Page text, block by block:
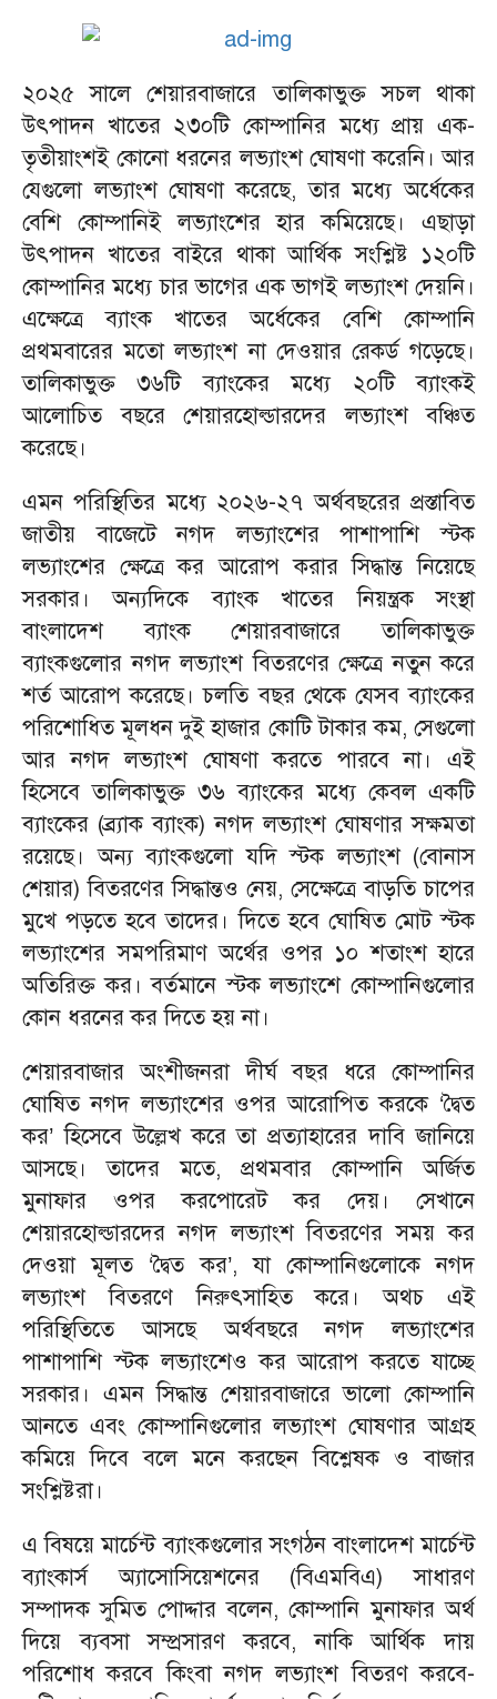
২০২৫ সালে শেয়ারবাজারে তালিকাভুক্ত সচল থাকা
উৎপাদন খাতের ২৩০টি কোম্পানির মধ্যে প্রায় এক-
তৃতীয়াংশই কোনো ধরনের লভ্যাংশ ঘোষণা করেনি। আর
যেগুলো লভ্যাংশ ঘোষণা করেছে, তার মধ্যে অর্ধেকের
বেশি কোম্পানিই লভ্যাংশের হার কমিয়েছে। এছাড়া
উৎপাদন খাতের বাইরে থাকা আর্থিক সংশ্লিষ্ট ১২০টি
কোম্পানির মধ্যে চার ভাগের এক ভাগই লভ্যাংশ দেয়নি।
এক্ষেত্রে ব্যাংক খাতের অর্ধেকের বেশি কোম্পানি
প্রথমবারের মতো লভ্যাংশ না দেওয়ার রেকর্ড গড়েছে।
তালিকাভুক্ত ৩৬টি ব্যাংকের মধ্যে ২০টি ব্যাংকই
আলোচিত বছরে শেয়ারহোল্ডারদের লভ্যাংশ বঞ্চিত
করেছে।
এমন পরিস্থিতির মধ্যে ২০২৬-২৭ অর্থবছরের প্রস্তাবিত
জাতীয় বাজেটে নগদ লভ্যাংশের পাশাপাশি স্টক
লভ্যাংশের ক্ষেত্রে কর আরোপ করার সিদ্ধান্ত নিয়েছে
সরকার। অন্যদিকে ব্যাংক খাতের নিয়ন্ত্রক সংস্থা
বাংলাদেশ ব্যাংক শেয়ারবাজারে তালিকাভুক্ত
ব্যাংকগুলোর নগদ লভ্যাংশ বিতরণের ক্ষেত্রে নতুন করে
শর্ত আরোপ করেছে। চলতি বছর থেকে যেসব ব্যাংকের
পরিশোধিত মূলধন দুই হাজার কোটি টাকার কম, সেগুলো
আর নগদ লভ্যাংশ ঘোষণা করতে পারবে না। এই
হিসেবে তালিকাভুক্ত ৩৬ ব্যাংকের মধ্যে কেবল একটি
ব্যাংকের (ব্র্যাক ব্যাংক) নগদ লভ্যাংশ ঘোষণার সক্ষমতা
রয়েছে। অন্য ব্যাংকগুলো যদি স্টক লভ্যাংশ (বোনাস
শেয়ার) বিতরণের সিদ্ধান্তও নেয়, সেক্ষেত্রে বাড়তি চাপের
মুখে পড়তে হবে তাদের। দিতে হবে ঘোষিত মোট স্টক
লভ্যাংশের সমপরিমাণ অর্থের ওপর ১০ শতাংশ হারে
অতিরিক্ত কর। বর্তমানে স্টক লভ্যাংশে কোম্পানিগুলোর
কোন ধরনের কর দিতে হয় না।
শেয়ারবাজার অংশীজনরা দীর্ঘ বছর ধরে কোম্পানির
ঘোষিত নগদ লভ্যাংশের ওপর আরোপিত করকে ‘দ্বৈত
কর’ হিসেবে উল্লেখ করে তা প্রত্যাহারের দাবি জানিয়ে
আসছে। তাদের মতে, প্রথমবার কোম্পানি অর্জিত
মুনাফার ওপর করপোরেট কর দেয়। সেখানে
শেয়ারহোল্ডারদের নগদ লভ্যাংশ বিতরণের সময় কর
দেওয়া মূলত ‘দ্বৈত কর’, যা কোম্পানিগুলোকে নগদ
লভ্যাংশ বিতরণে নিরুৎসাহিত করে। অথচ এই
পরিস্থিতিতে আসছে অর্থবছরে নগদ লভ্যাংশের
পাশাপাশি স্টক লভ্যাংশেও কর আরোপ করতে যাচ্ছে
সরকার। এমন সিদ্ধান্ত শেয়ারবাজারে ভালো কোম্পানি
আনতে এবং কোম্পানিগুলোর লভ্যাংশ ঘোষণার আগ্রহ
কমিয়ে দিবে বলে মনে করছেন বিশ্লেষক ও বাজার
সংশ্লিষ্টরা।
এ বিষয়ে মার্চেন্ট ব্যাংকগুলোর সংগঠন বাংলাদেশ মার্চেন্ট
ব্যাংকার্স অ্যাসোসিয়েশনের (বিএমবিএ) সাধারণ
সম্পাদক সুমিত পোদ্দার বলেন, কোম্পানি মুনাফার অর্থ
দিয়ে ব্যবসা সম্প্রসারণ করবে, নাকি আর্থিক দায়
পরিশোধ করবে কিংবা নগদ লভ্যাংশ বিতরণ করবে-